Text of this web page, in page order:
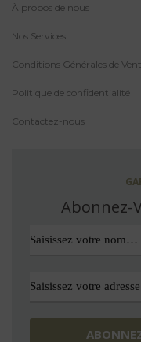
À propos de nous
Nos Services
Conditions Générales de
Politique de confidentialité
Contactez-nous
Abonnez-